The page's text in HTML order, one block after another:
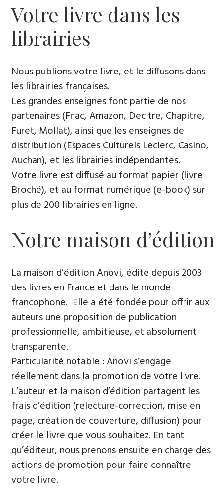
Votre livre dans les
librairies
Nous publions votre livre, et le diffusons dans
les librairies françaises​.
Les grandes enseignes font partie de nos
partenaires (Fnac, Amazon, Decitre, Chapitre,
Furet, Mollat), ainsi que les enseignes de
distribution (Espaces Culturels Leclerc, Casino,
Auchan), et les librairies indépendantes.
Votre livre est diffusé au format papier (livre
Broché), et au format numérique (e-book) sur
plus de 200 librairies en ligne.
Notre maison d’édition
La maison d’édition Anovi, édite depuis 2003
des livres en France et dans le monde
francophone. Elle a été fondée pour offrir aux
auteurs une proposition de publication
professionnelle, ambitieuse, et absolument
transparente.
Particularité notable : Anovi s’engage
réellement dans la promotion de votre livre.
L’auteur et la maison d’édition partagent les
frais d’édition (relecture-correction, mise en
page, création de couverture, diffusion) pour
créer le livre que vous souhaitez. En tant
qu’éditeur, nous prenons ensuite en charge des
actions de promotion pour faire connaître
votre livre.